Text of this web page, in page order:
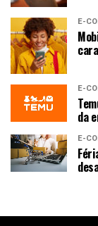
E-
E-
da
E-